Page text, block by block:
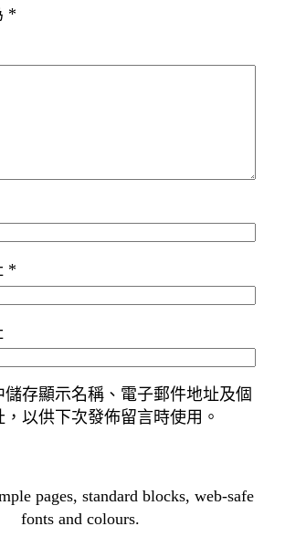
*
*
儲存顯示名稱、電子郵件地址及個
以供下次發佈留言時使用。
pages, standard blocks, web-safe
fonts and colours.